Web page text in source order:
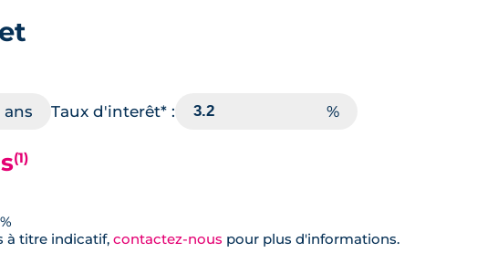
Taux d'interêt* :
(1)
à titre indicatif, contactez-nous pour plus d'informations.